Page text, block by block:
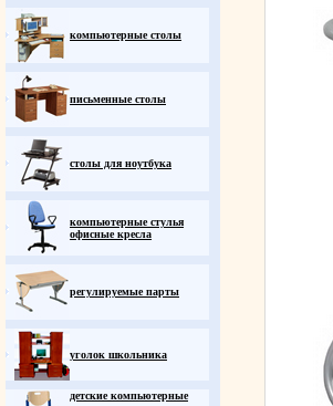
компьютерные столы
письменные столы
столы для ноутбука
компьютерные стулья
офисные кресла
регулируемые парты
уголок школьника
детские компьютерные